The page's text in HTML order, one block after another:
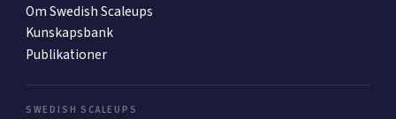
Om Swedish Scaleups
Kunskapsbank
Publikationer
SWEDISH SCALEUPS